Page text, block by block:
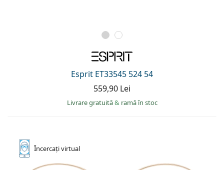
Esprit ET33545 524 54
559,90 Lei
Livrare gratuită& ramă în stoc
Încercațivirtual